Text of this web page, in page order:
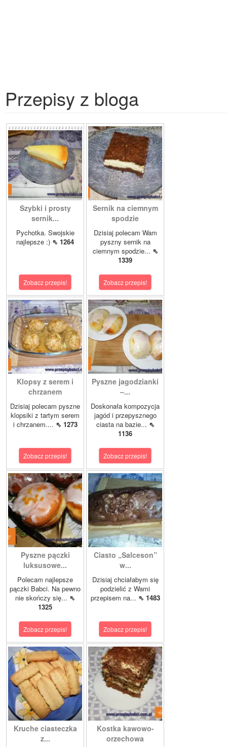
Przepisy z bloga
Szybki i prosty
sernik...
Pychotka. Swojskie
najlepsze :) ⇖ 1264
Zobacz przepis!
Sernik na ciemnym
spodzie
Dzisiaj polecam Wam
pyszny sernik na
ciemnym spodzie... ⇖
1339
Zobacz przepis!
Klopsy z serem i
chrzanem
Dzisiaj polecam pyszne
klopsiki z tartym serem
i chrzanem.... ⇖ 1273
Zobacz przepis!
Pyszne jagodzianki
–...
Doskonała kompozycja
jagód i przepysznego
ciasta na bazie... ⇖
1136
Zobacz przepis!
Pyszne pączki
luksusowe...
Polecam najlepsze
pączki Babci. Na pewno
nie skończy się... ⇖
1325
Zobacz przepis!
Ciasto „Salceson”
w...
Dzisiaj chciałabym się
podzielić z Wami
przepisem na... ⇖ 1483
Zobacz przepis!
Kruche ciasteczka
z...
Kostka kawowo-
orzechowa